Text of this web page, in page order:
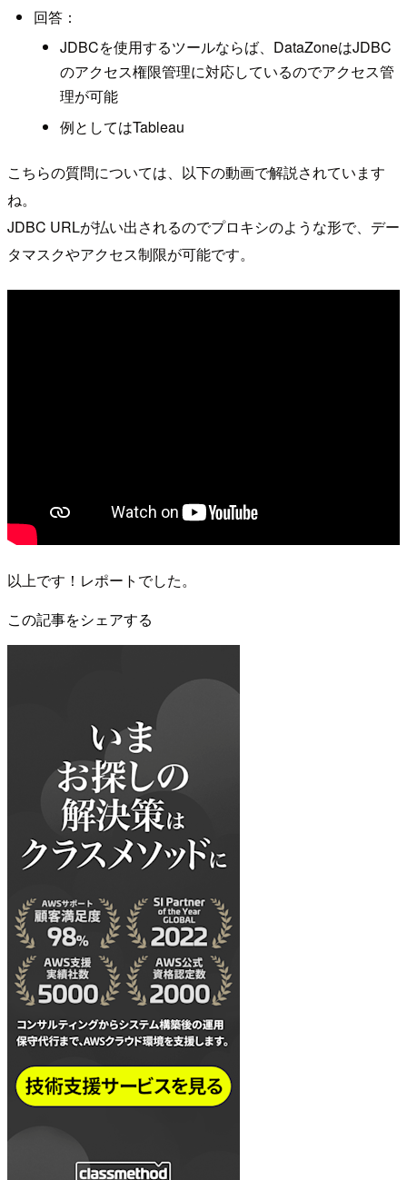
回答：
JDBCを使用するツールならば、DataZoneはJDBC
のアクセス権限管理に対応しているのでアクセス管
理が可能
例としてはTableau
こちらの質問については、以下の動画で解説されています
ね。
JDBC URLが払い出されるのでプロキシのような形で、デー
タマスクやアクセス制限が可能です。
以上です！レポートでした。
この記事をシェアする